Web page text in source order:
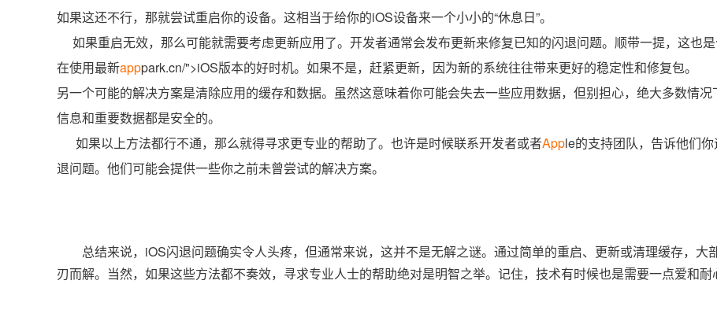
如果这还不行，那就尝试重启你的设备。这相当于给你的iOS设备来一个小小的“休息日”。
如果重启无效，那么可能就需要考虑更新应用了。开发者通常会发布更新来修复已知的闪退问题。顺带一提，这也
在使用最新apppark.cn/">iOS版本的好时机。如果不是，赶紧更新，因为新的系统往往带来更好的稳定性和修复包。
另一个可能的解决方案是清除应用的缓存和数据。虽然这意味着你可能会失去一些应用数据，但别担心，绝大多数情况
信息和重要数据都是安全的。
如果以上方法都行不通，那么就得寻求更专业的帮助了。也许是时候联系开发者或者Apple的支持团队，告诉他们
退问题。他们可能会提供一些你之前未曾尝试的解决方案。
总结来说，iOS闪退问题确实令人头疼，但通常来说，这并不是无解之谜。通过简单的重启、更新或清理缓存，大
刃而解。当然，如果这些方法都不奏效，寻求专业人士的帮助绝对是明智之举。记住，技术有时候也是需要一点爱和耐